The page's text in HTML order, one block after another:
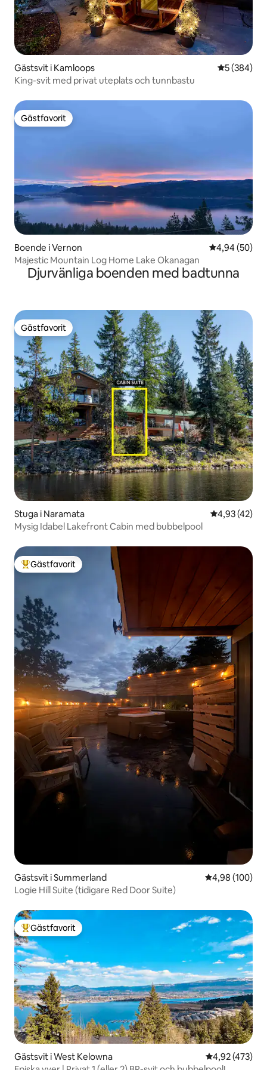
Gästsvit i Kamloops 5 av 5 i
5 (384)
King-svit med privat uteplats och tunnbastu
Gästfavorit
Gästfavorit
Boende i Vernon 4,94 av 5 i
4,94 (50)
Majestic Mountain Log Home Lake Okanagan
Djurvänliga boenden med badtunna
Gästfavorit
Gästfavorit
Stuga i Naramata 4,93 av 5 i
4,93 (42)
Mysig Idabel Lakefront Cabin med bubbelpool
Populär gästfavorit
Gästfavorit
Gästsvit i Summerland 4,98 av 5 i
4,98 (100)
Logie Hill Suite (tidigare Red Door Suite)
Populär gästfavorit
Gästfavorit
Gästsvit i West Kelowna 4,92 av 5 i
4,92 (473)